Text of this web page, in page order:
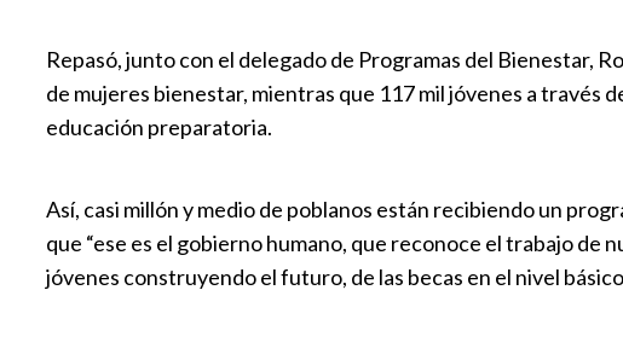
Repasó, junto con el delegado de Programas del Bienestar,
de mujeres bienestar, mientras que 117 mil jóvenes a través
educación preparatoria.
Así, casi millón y medio de poblanos están recibiendo un
que “ese es el gobierno humano, que reconoce el trabajo de
jóvenes construyendo el futuro, de las becas en el nivel